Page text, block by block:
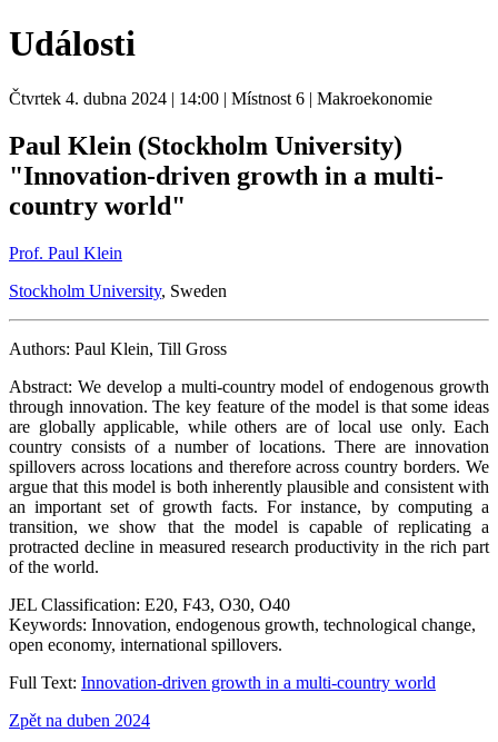
Události
Čtvrtek 4. dubna 2024 | 14:00 | Místnost 6 | Makroekonomie
Paul Klein (Stockholm University)
"Innovation-driven growth in a multi-
country world"
Prof. Paul Klein
Stockholm University, Sweden
Authors: Paul Klein, Till Gross
Abstract: We develop a multi-country model of endogenous growth
through innovation. The key feature of the model is that some ideas
are globally applicable, while others are of local use only. Each
country consists of a number of locations. There are innovation
spillovers across locations and therefore across country borders. We
argue that this model is both inherently plausible and consistent with
an important set of growth facts. For instance, by computing a
transition, we show that the model is capable of replicating a
protracted decline in measured research productivity in the rich part
of the world.
JEL Classification: E20, F43, O30, O40
Keywords: Innovation, endogenous growth, technological change,
open economy, international spillovers.
Full Text: Innovation-driven growth in a multi-country world
Zpět na duben 2024